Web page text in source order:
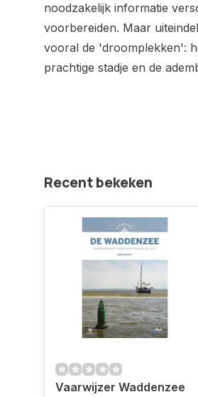
noodzakelijk informatie
voorbereiden. Maar
vooral de 'droomplekken':
prachtige stadje en de
Recent bekeken
Vaarwijzer Waddenzee